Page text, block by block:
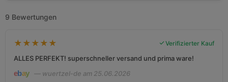
9 Bewertungen
★ ★ ★ ★ ★ Verifizierter Kauf
ALLES PERFEKT! superschneller versand und prima ware!
— wuertzel-de am 25.06.2026